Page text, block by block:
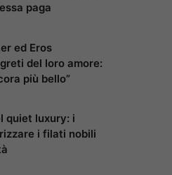
paga
ed Eros
del loro amore:
più bello”
quiet luxury: i
i filati nobili